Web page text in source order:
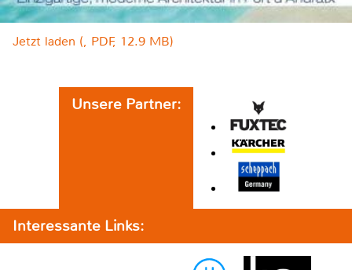
Jetzt laden (, PDF, 12.9 MB)
Unsere Partner:
Interessante Links: